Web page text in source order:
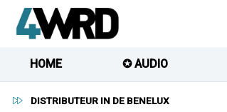
HOME ✪ AUDIO
DISTRIBUTEUR IN DE BENELUX